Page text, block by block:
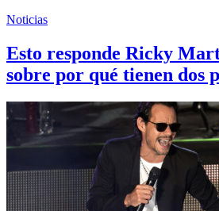
Noticias
Esto responde Ricky
sobre por qué tienen dos